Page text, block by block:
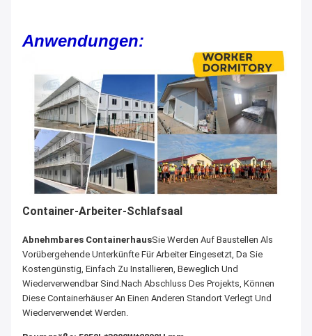
Anwendungen:
Container-Arbeiter-Schlafsaal
Abnehmbares ContainerhausSie Werden Auf Baustellen Als
Vorübergehende Unterkünfte Für Arbeiter Eingesetzt, Da Sie
Kostengünstig, Einfach Zu Installieren, Beweglich Und
Wiederverwendbar Sind.Nach Abschluss Des Projekts, Können
Diese Containerhäuser An Einen Anderen Standort Verlegt Und
Wiederverwendet Werden.